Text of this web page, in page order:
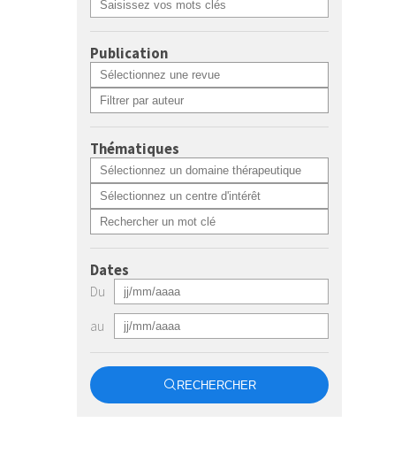
Publication
Thématiques
Dates
Du
au
RECHERCHER